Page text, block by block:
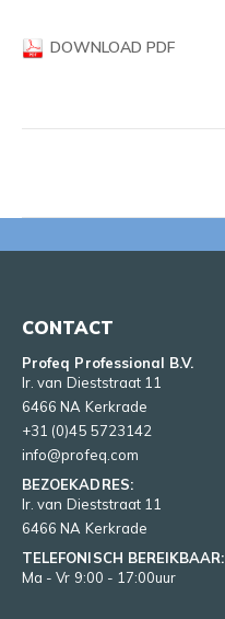
DOWNLOAD PDF
CONTACT
Profeq Professional B.V.
Ir. van Dieststraat 11
6466 NA Kerkrade
+31 (0)45 5723142
info@profeq.com
BEZOEKADRES:
Ir. van Dieststraat 11
6466 NA Kerkrade
TELEFONISCH BEREIKBAAR:
Ma - Vr 9:00 - 17:00uur